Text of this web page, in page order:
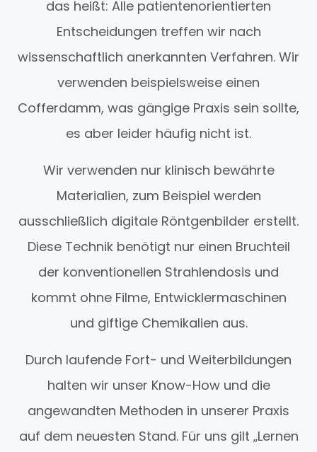
das heißt: Alle patientenorientierten
Entscheidungen treffen wir nach
wissenschaftlich anerkannten Verfahren. Wir
verwenden beispielsweise einen
Cofferdamm, was gängige Praxis sein sollte,
es aber leider häufig nicht ist.
Wir verwenden nur klinisch bewährte
Materialien, zum Beispiel werden
ausschließlich digitale Röntgenbilder erstellt.
Diese Technik benötigt nur einen Bruchteil
der konventionellen Strahlendosis und
kommt ohne Filme, Entwicklermaschinen
und giftige Chemikalien aus.
Durch laufende Fort- und Weiterbildungen
halten wir unser Know-How und die
angewandten Methoden in unserer Praxis
auf dem neuesten Stand. Für uns gilt „Lernen